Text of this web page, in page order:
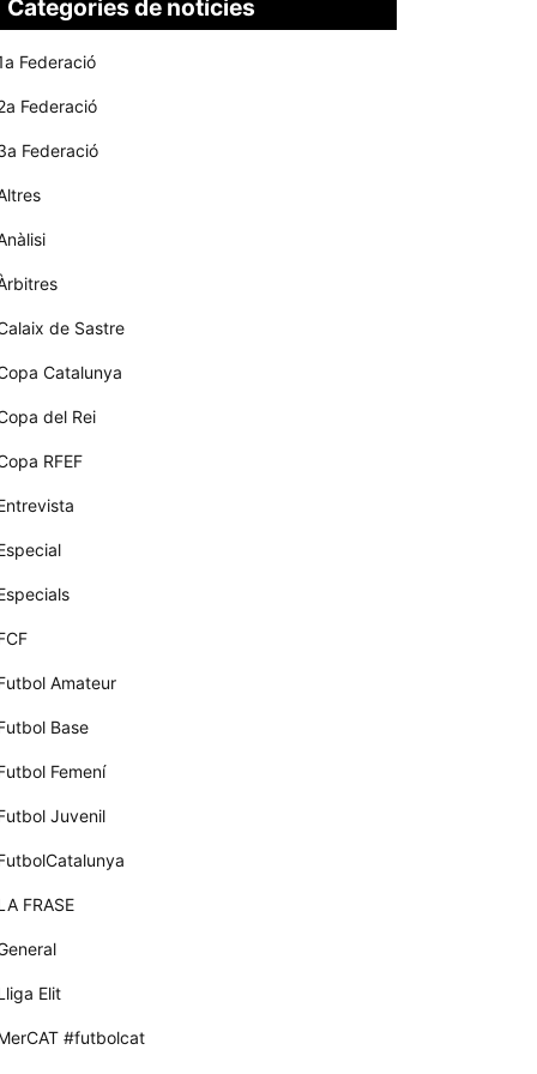
Categories de notícies
Federació
Federació
Federació
de Sastre
Catalunya
del Rei
RFEF
Amateur
Base
Femení
Juvenil
FRASE
Elit
#futbolcat